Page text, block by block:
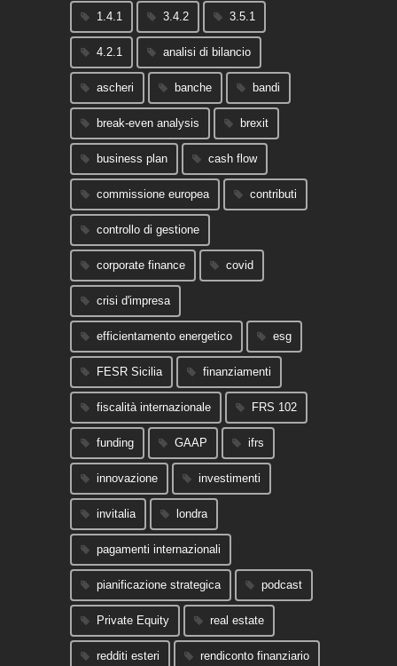
1.4.1 3.4.2 3.5.1
4.2.1 analisi di bilancio
ascheri banche bandi
break-even analysis brexit
business plan cash flow
commissione europea contributi
controllo di gestione
corporate finance covid
crisi d'impresa
efficientamento energetico esg
FESR Sicilia finanziamenti
fiscalità internazionale FRS 102
funding GAAP ifrs
innovazione investimenti
invitalia londra
pagamenti internazionali
pianificazione strategica podcast
Private Equity real estate
redditi esteri rendiconto finanziario